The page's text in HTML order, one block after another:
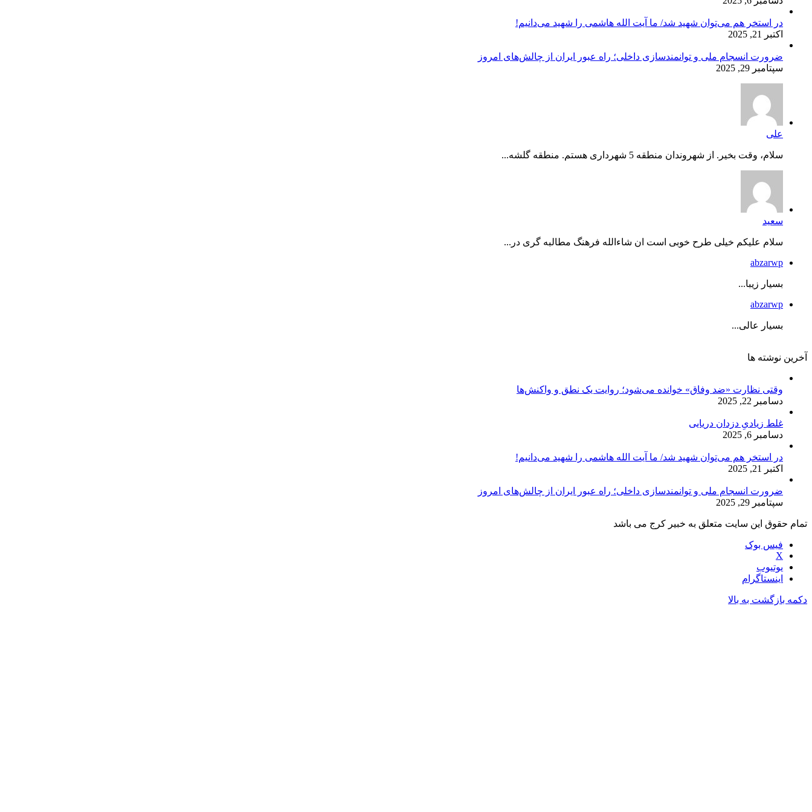
در استخر هم می‌توان شهید شد/ ما آیت الله هاشمی را شهید می‌دانیم!
اکتبر 21, 2025
ضرورت انسجام ملی و توانمندسازی داخلی؛ راه عبور ایران از چالش‌های امروز
سپتامبر 29, 2025
علی
سلام، وقت بخیر. از شهروندان منطقه 5 شهرداری هستم. منطقه گلشه...
سعید
سلام علیکم خیلی طرح خوبی است ان شاءالله فرهنگ مطالبه گری در...
abzarwp
بسیار زیبا...
abzarwp
بسیار عالی...
آخرین نوشته ها
وقتی نظارت «ضد وفاق» خوانده می‌شود؛ روایت یک نطق و واکنش‌ها
دسامبر 22, 2025
غلط زیادیِ دزدان دریایی
دسامبر 6, 2025
در استخر هم می‌توان شهید شد/ ما آیت الله هاشمی را شهید می‌دانیم!
اکتبر 21, 2025
ضرورت انسجام ملی و توانمندسازی داخلی؛ راه عبور ایران از چالش‌های امروز
سپتامبر 29, 2025
تمام حقوق این سایت متعلق به خبیر کرج می باشد
فیس بوک
X
یوتیوب
اینستاگرام
دکمه بازگشت به بالا